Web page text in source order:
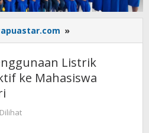
»
Sosialisasi
Listrik
Aman
Listrik
ke Mahasiswa